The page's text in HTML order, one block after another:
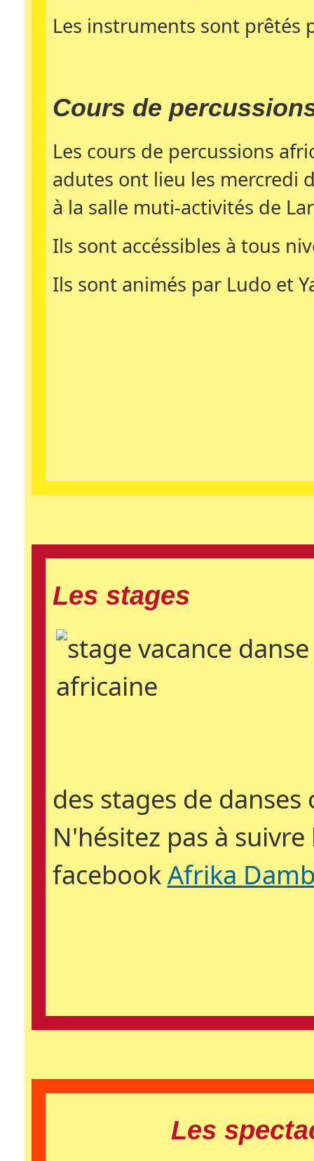
Les instruments sont prêtés
Cours de
Les cours de percussions
adutes ont lieu les mercredi
à la salle muti-activités de
Ils sont accéssibles à tous
Ils sont animés par Ludo et
Les stages
des stages de
N'hésitez pas à
facebookAfrika
Les